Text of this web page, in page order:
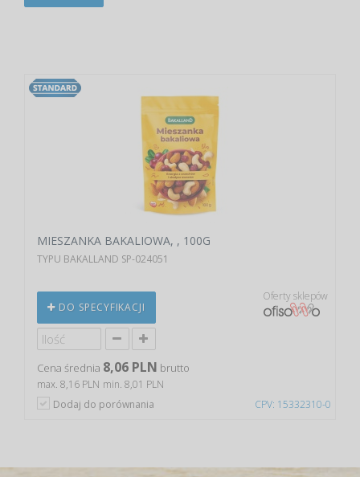
CPV: 15332310-0
MIESZANKA BAKALIOWA, , 100G
TYPU BAKALLAND SP-024051
DO SPECYFIKACJI
Oferty sklepów
Cena średnia 8,06 PLN brutto
max. 8,16 PLN min. 8,01 PLN
Dodaj do porównania